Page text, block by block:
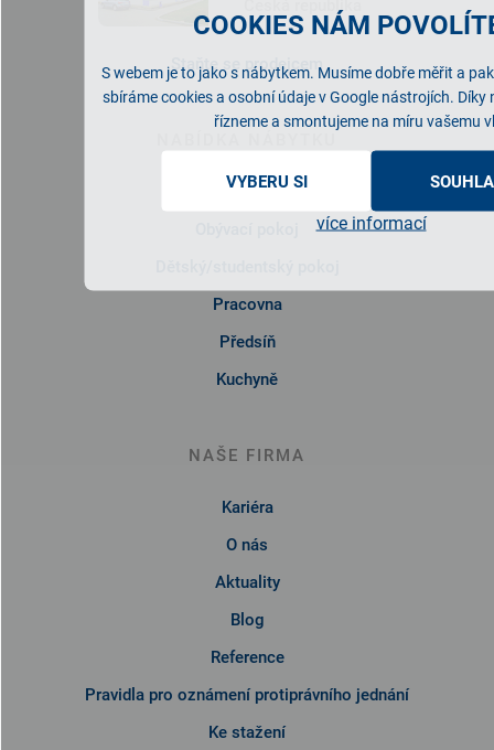
COOKIES NÁM
S webem je to jako s nábytkem. Musíme dobře měřit a
sbíráme cookies a osobní údaje v Google nástrojích. Díky
řízneme a smontujeme na míru vašemu
VYBERU SI
více informací
Česká republika
Staňte se prodejcem
Ložnice
Pracovna
Předsíň
Kuchyně
NAŠE FIRMA
Kariéra
O nás
Aktuality
Blog
Reference
Pravidla pro oznámení protiprávního jednání
Ke stažení